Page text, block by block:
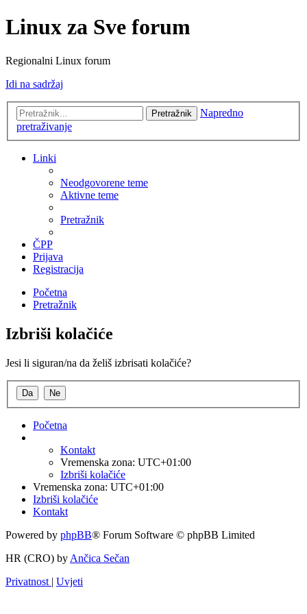
Linux za Sve forum
Regionalni Linux forum
Idi na sadržaj
Pretražnik
Napredno
pretraživanje
Linki
Neodgovorene teme
Aktivne teme
Pretražnik
ČPP
Prijava
Registracija
Početna
Pretražnik
Izbriši kolačiće
Jesi li siguran/na da želiš izbrisati kolačiće?
Početna
Kontakt
Vremenska zona: UTC+01:00
Izbriši kolačiće
Vremenska zona: UTC+01:00
Izbriši kolačiće
Kontakt
Powered by phpBB® Forum Software © phpBB Limited
HR (CRO) by Ančica Sečan
Privatnost | Uvjeti